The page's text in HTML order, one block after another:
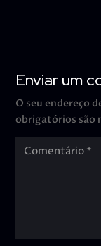
Enviar um
O seu endereço
obrigatórios são